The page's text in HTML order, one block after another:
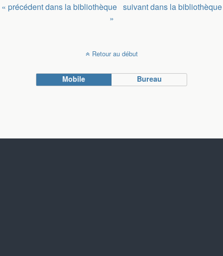
« précédent dans la bibliothèque suivant dans la bibliothèque
»
Retour au début
Mobile Bureau